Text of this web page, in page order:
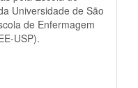
Universidade de São
de Enfermagem
USP).